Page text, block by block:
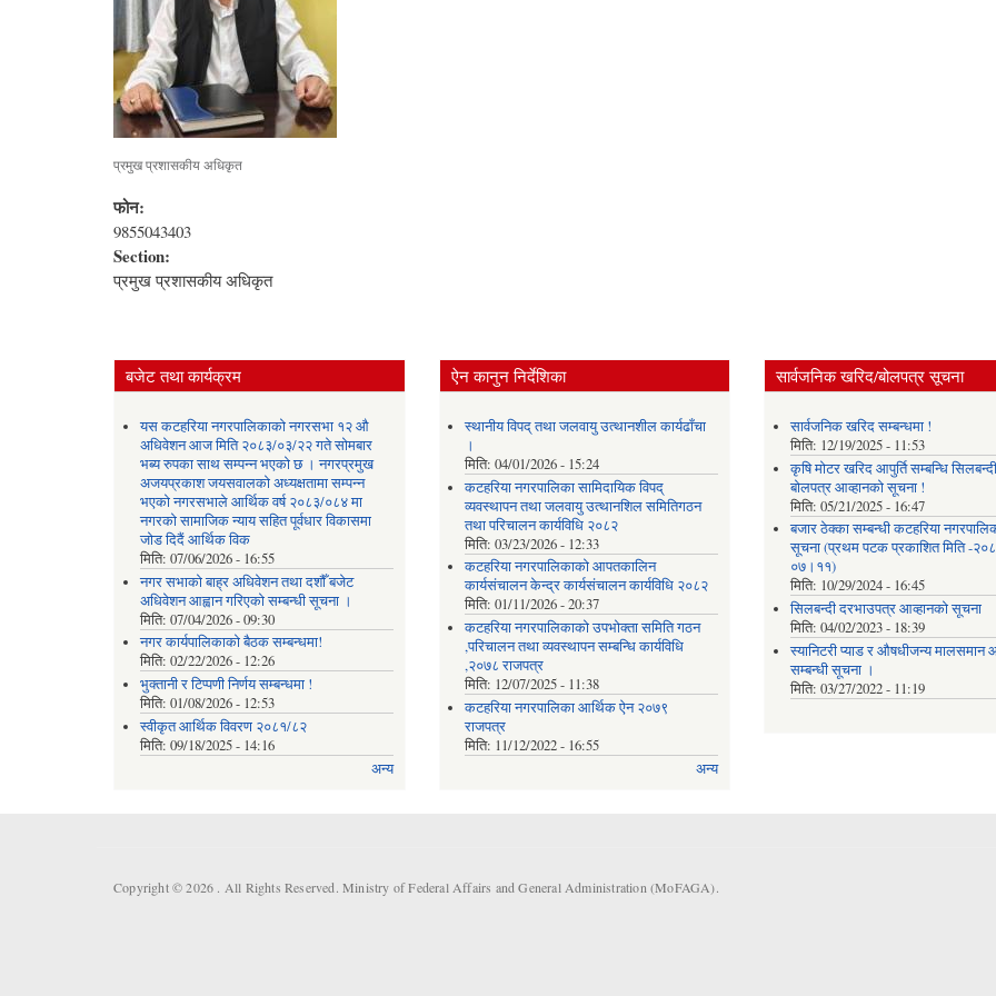
प्रमुख प्रशासकीय अधिकृत
फोन:
9855043403
Section:
प्रमुख प्रशासकीय अधिकृत
बजेट तथा कार्यक्रम
यस कटहरिया नगरपालिकाको नगरसभा १२ औ
अधिवेशन आज मिति २०८३/०३/२२ गते सोमबार
भब्य रुपका साथ सम्पन्न भएको छ । नगरप्रमुख
अजयप्रकाश जयसवालको अध्यक्षतामा सम्पन्न
भएको नगरसभाले आर्थिक वर्ष २०८३/०८४ मा
नगरको सामाजिक न्याय सहित पूर्वधार विकासमा
जोड दिदैं आर्थिक विक
मिति: 07/06/2026 - 16:55
नगर सभाको बाह्र अधिवेशन तथा दशौँ बजेट
अधिवेशन आह्वान गरिएको सम्बन्धी सूचना ।
मिति: 07/04/2026 - 09:30
नगर कार्यपालिकाको बैठक सम्बन्धमा!
मिति: 02/22/2026 - 12:26
भुक्तानी र टिप्पणी निर्णय सम्बन्धमा !
मिति: 01/08/2026 - 12:53
स्वीकृत आर्थिक विवरण २०८१/८२
मिति: 09/18/2025 - 14:16
अन्य
ऐन कानुन निर्देशिका
स्थानीय विपद् तथा जलवायु उत्थानशील कार्यढाँचा
।
मिति:04/01/2026 - 15:24
कटहरिया नगरपालिका सामिदायिक विपद्
व्यवस्थापन तथा जलवायु उत्थानशिल समितिगठन
तथा परिचालन कार्यविधि २०८२
मिति:03/23/2026 - 12:33
कटहरिया नगरपालिकाको आपतकालिन
कार्यसंचालन केन्द्र कार्यसंचालन कार्यविधि २०८२
मिति:01/11/2026 - 20:37
कटहरिया नगरपालिकाको उपभोक्ता समिति गठन
,परिचालन तथा व्यवस्थापन सम्बन्धि कार्यविधि
,२०७८ राजपत्र
मिति: 12/07/2025 - 11:38
कटहरिया नगरपालिका आर्थिक ऐन २०७९
राजपत्र
मिति: 11/12/2022 - 16:55
अन्य
सार्वजनिक खरिद/बोलपत्र सूचना
सार्वजनिक खरिद सम्बन्धमा !
मिति: 12/19/2025 - 11:53
कृषि मोटर खरिद आपुर्ति सम्बन्धि सिलबन्दी
बोलपत्र आव्हानको सूचना !
मिति: 05/21/2025 - 16:47
बजार ठेक्का सम्बन्धी कटहरिया
सूचना (प्रथम पटक प्रकाशित मिति -
०७।११)
मिति: 10/29/2024 - 16:45
सिलबन्दी दरभाउपत्र आव्हानको सूचना
मिति: 04/02/2023 - 18:39
स्यानिटरी प्याड र ‌औषधीजन्य मालसमान
सम्बन्धी सूचना ।
मिति: 03/27/2022 - 11:19
Copyright © 2026 . All Rights Reserved. Ministry of Federal Affairs and General Administration (MoFAGA).